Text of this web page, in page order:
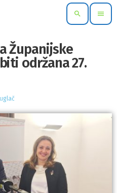
search menu
Županijske
održana 27.